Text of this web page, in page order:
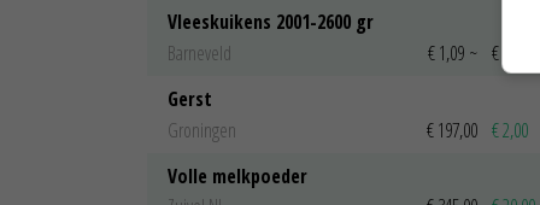
Vleeskuikens 2001-2600 gr
Barneveld
€ 1,09 ~ € 1,11
Gerst
Groningen
€ 197,00 € 2,00
Volle melkpoeder